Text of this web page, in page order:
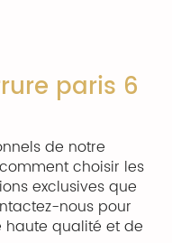
paris 6
de notre
choisir les
exclusives que
nous pour
haute qualité et de